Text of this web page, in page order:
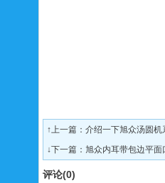
↑上一篇： 介绍一下旭众汤圆
↓下一篇： 旭众内耳带包边平
评论(0)